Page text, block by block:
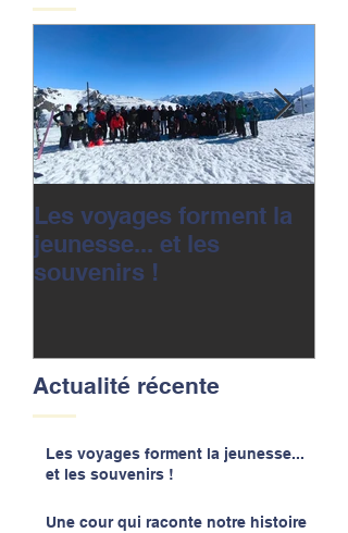
Les voyages forment la
jeunesse... et les
souvenirs !
Actualité récente
Les voyages forment la jeunesse...
et les souvenirs !
Une cour qui raconte notre histoire